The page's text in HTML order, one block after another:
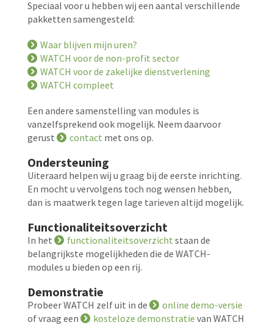
Speciaal voor u hebben wij een aantal verschillende
pakketten samengesteld:
Waar blijven mijn uren?
WATCH voor de non-profit sector
WATCH voor de zakelijke dienstverlening
WATCH compleet
Een andere samenstelling van modules is
vanzelfsprekend ook mogelijk. Neem daarvoor
gerust
contact met ons op.
Ondersteuning
Uiteraard helpen wij u graag bij de eerste inrichting.
En mocht u vervolgens toch nog wensen hebben,
dan is maatwerk tegen lage tarieven altijd mogelijk.
Functionaliteitsoverzicht
In het functionaliteitsoverzicht staan de
belangrijkste mogelijkheden die de WATCH-
modules u bieden op een rij.
Demonstratie
Probeer WATCH zelf uit in de
online demo-versie
of vraag een
kosteloze demonstratie van WATCH